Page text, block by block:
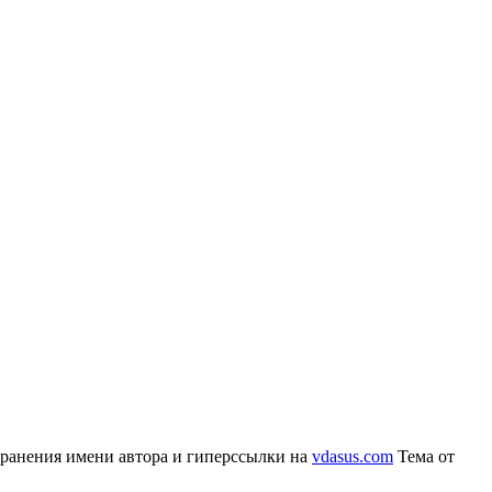
имени автора и гиперссылки на vdasus.com Тема от